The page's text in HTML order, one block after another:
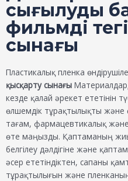
сығылуды
фильмді
сынағы
Пластикалық пленка
қысқарту сынағы
кезде қалай әрекет ететінін
өлшемдік тұрақтылықты және
тағам, фармацевтикалық және
өте маңызды. Қаптаманың
белгілеу дәлдігіне және
әсер ететіндіктен, сапаны
тұрақтылығын және пленканың